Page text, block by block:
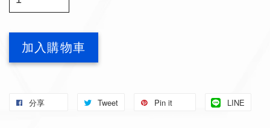
加入購物車
分享 Tweet Pin it LINE